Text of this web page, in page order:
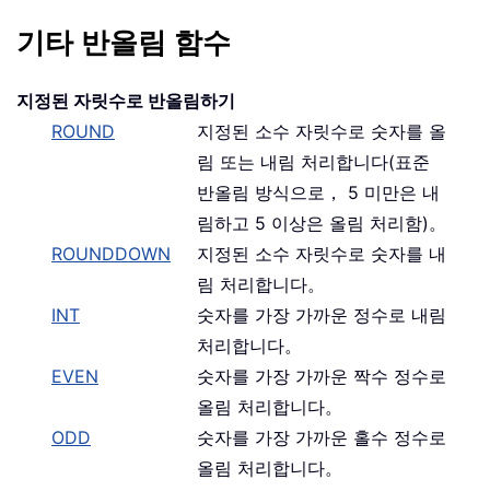
기타 반올림 함수
지정된 자릿수로 반올림하기
ROUND
지정된 소수 자릿수로 숫자를 올
림 또는 내림 처리합니다(표준
반올림 방식으로， 5 미만은 내
림하고 5 이상은 올림 처리함)。
ROUNDDOWN
지정된 소수 자릿수로 숫자를 내
림 처리합니다。
INT
숫자를 가장 가까운 정수로 내림
처리합니다。
EVEN
숫자를 가장 가까운 짝수 정수로
올림 처리합니다。
ODD
숫자를 가장 가까운 홀수 정수로
올림 처리합니다。